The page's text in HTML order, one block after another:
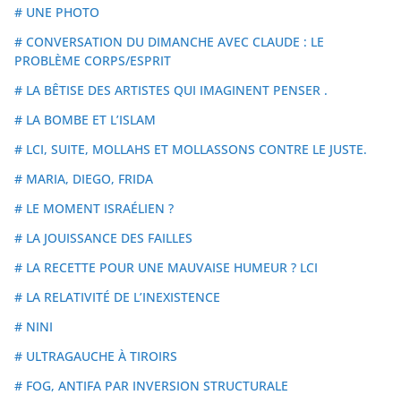
# UNE PHOTO
# CONVERSATION DU DIMANCHE AVEC CLAUDE : LE
PROBLÈME CORPS/ESPRIT
# LA BÊTISE DES ARTISTES QUI IMAGINENT PENSER .
# LA BOMBE ET L’ISLAM
# LCI, SUITE, MOLLAHS ET MOLLASSONS CONTRE LE JUSTE.
# MARIA, DIEGO, FRIDA
# LE MOMENT ISRAÉLIEN ?
# LA JOUISSANCE DES FAILLES
# LA RECETTE POUR UNE MAUVAISE HUMEUR ? LCI
# LA RELATIVITÉ DE L’INEXISTENCE
# NINI
# ULTRAGAUCHE À TIROIRS
# FOG, ANTIFA PAR INVERSION STRUCTURALE